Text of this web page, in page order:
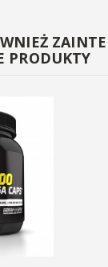
PRODUKTY